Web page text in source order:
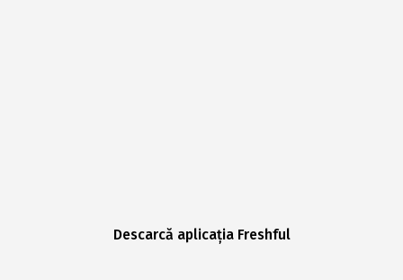
Descarcă aplicația Freshful